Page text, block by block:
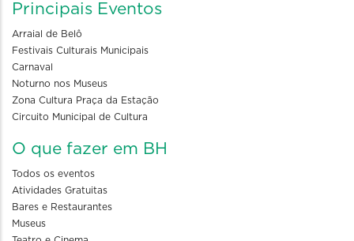
Principais Eventos
Arraial de Belô
Festivais Culturais Municipais
Carnaval
Noturno nos Museus
Zona Cultura Praça da Estação
Circuito Municipal de Cultura
O que fazer em BH
Todos os eventos
Atividades Gratuitas
Bares e Restaurantes
Museus